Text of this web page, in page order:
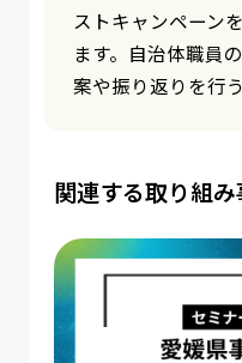
体の現状把握、施
データに基づく意
関連する取り組み